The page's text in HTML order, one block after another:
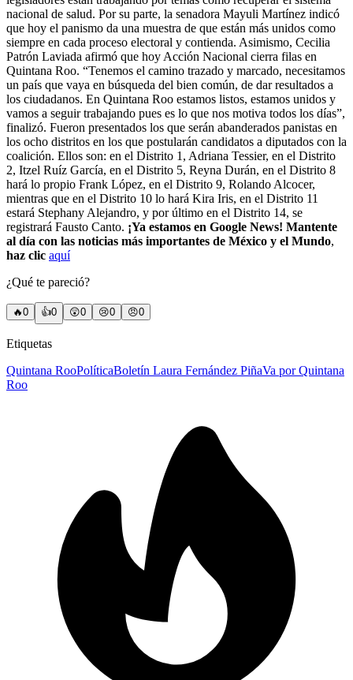
nacional de salud. Por su parte, la senadora Mayuli Martínez indicó
que hoy el panismo da una muestra de que están más unidos como
siempre en cada proceso electoral y contienda. Asimismo, Cecilia
Patrón Laviada afirmó que hoy Acción Nacional cierra filas en
Quintana Roo. “Tenemos el camino trazado y marcado, necesitamos
un país que vaya en búsqueda del bien común, de dar resultados a
los ciudadanos. En Quintana Roo estamos listos, estamos unidos y
vamos a seguir trabajando pues es lo que nos motiva todos los días”,
finalizó. Fueron presentados los que serán abanderados panistas en
los ocho distritos en los que postularán candidatos a diputados con la
coalición. Ellos son: en el Distrito 1, Adriana Tessier, en el Distrito
2, Itzel Ruíz García, en el Distrito 5, Reyna Durán, en el Distrito 8
hará lo propio Frank López, en el Distrito 9, Rolando Alcocer,
mientras que en el Distrito 10 lo hará Kira Iris, en el Distrito 11
estará Stephany Alejandro, y por último en el Distrito 14, se
registrará Fausto Canto. ¡Ya estamos en Google News! Mantente
al día con las noticias más importantes de México y el Mundo,
haz clic aquí
¿Qué te pareció?
🔥0 👍0 😲0 😢0 😠0
Etiquetas
Quintana RooPolíticaBoletín Laura Fernández PiñaVa por Quintana
Roo